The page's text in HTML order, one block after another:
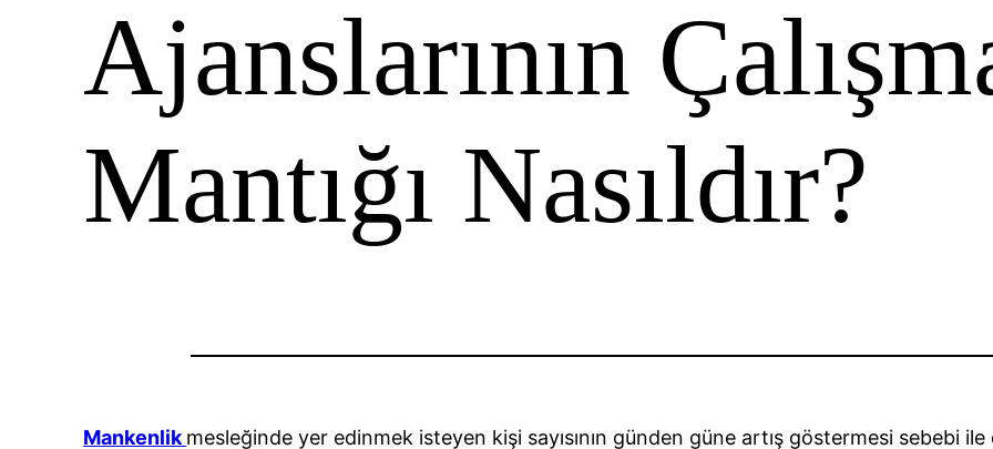
Ajanslarının
Mantığı Nasıldır?
Mankenlik mesleğinde yer edinmek isteyen kişi sayısının günden güne artış göstermesi sebebi